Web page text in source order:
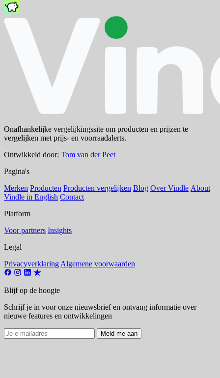
Onafhankelijke vergelijkingssite om producten en prijzen te
vergelijken met prijs- en voorraadalerts.
Ontwikkeld door: Tom van der Peet
Pagina's
Merken Producten Producten vergelijken Blog Over Vindle About
Vindle in English Contact
Platform
Voor partners Insights
Legal
Privacyverklaring Algemene voorwaarden
Blijf op de hoogte
Schrijf je in voor onze nieuwsbrief en ontvang informatie over
nieuwe features en ontwikkelingen
Meld me aan